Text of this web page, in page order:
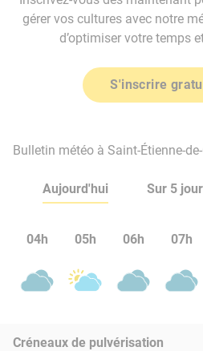
gérer vos cultures avec notre
d’optimiser votre temps
S'inscrire
Bulletin météo à Saint-Étienne-
Aujourd'hui Sur 5
04h 05h 06h 07h
Créneaux de pulvérisation